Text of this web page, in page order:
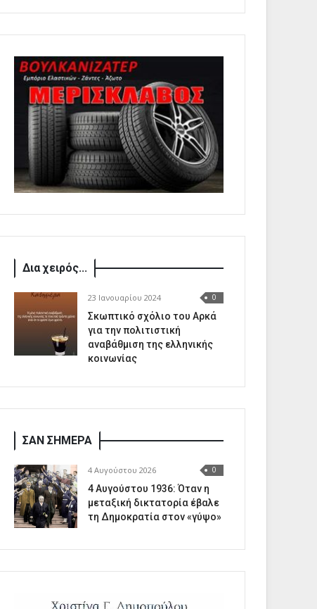
Δια χειρός...
23 Ιανουαρίου 2024 0
Σκωπτικό σχόλιο του Αρκά
για την πολιτιστική
αναβάθμιση της ελληνικής
κοινωνίας
ΣΑΝ ΣΗΜΕΡΑ
4 Αυγούστου 2026 0
4 Αυγούστου 1936: Όταν η
μεταξική δικτατορία έβαλε
τη Δημοκρατία στον «γύψο»